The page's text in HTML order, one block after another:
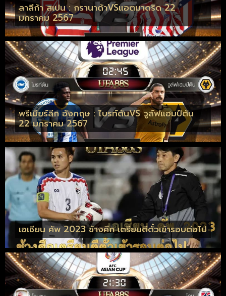
ลาลีก้า สเปน : กรานาด้าVSแอตมาดริด 22
มกราคม 2567
พรีเมียร์ลีก อังกฤษ : ไบรท์ตันVS วูล์ฟแฮมป์ตัน
22 มกราคม 2567
เอเชียน คัพ 2023 ช้างศึก เตรียมตีตั๋วเข้ารอบต่อไป